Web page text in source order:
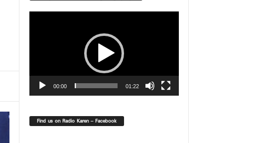
00:00 01:22
Find us on Radio Karen – Facebook